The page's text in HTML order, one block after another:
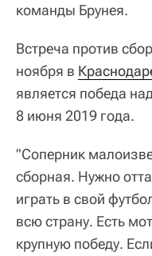
команды Брунея.
Встреча против
ноября в
является победа
8 июня 2019 года.
"Соперник
сборная. Нужно
играть в свой
всю страну. Есть
крупную победу.